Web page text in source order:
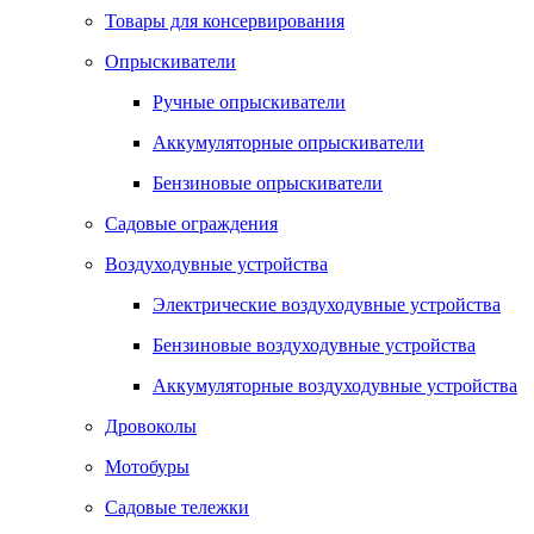
Товары для консервирования
Опрыскиватели
Ручные опрыскиватели
Аккумуляторные опрыскиватели
Бензиновые опрыскиватели
Садовые ограждения
Воздуходувные устройства
Электрические воздуходувные устройства
Бензиновые воздуходувные устройства
Аккумуляторные воздуходувные устройства
Дровоколы
Мотобуры
Садовые тележки